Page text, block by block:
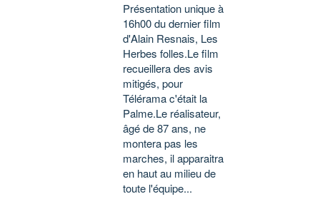
Présentation unique à
16h00 du dernier film
d'Alain Resnais, Les
Herbes folles.Le film
recueillera des avis
mitigés, pour
Télérama c'était la
Palme.Le réalisateur,
âgé de 87 ans, ne
montera pas les
marches, il apparaitra
en haut au milieu de
toute l'équipe...